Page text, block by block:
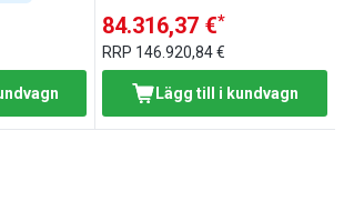
84.316,37 €*
RRP 146.920,84 €
Lägg till i kundvagn